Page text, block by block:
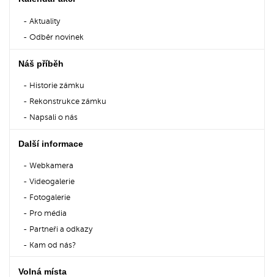
Aktuality
Odběr novinek
Náš příběh
Historie zámku
Rekonstrukce zámku
Napsali o nás
Další informace
Webkamera
Videogalerie
Fotogalerie
Pro média
Partneři a odkazy
Kam od nás?
Volná místa